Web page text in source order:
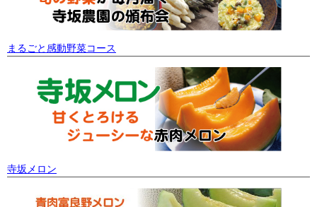
まるごと感動野菜コース
寺坂メロン